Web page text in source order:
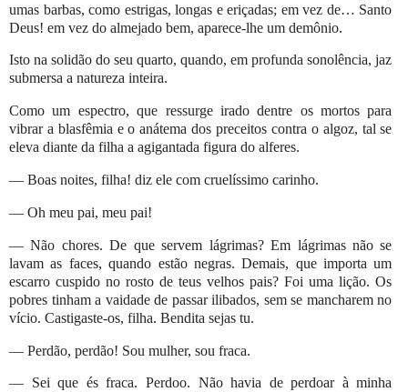
umas barbas, como estrigas, longas e eriçadas; em vez de… Santo
Deus! em vez do almejado bem, aparece-lhe um demônio.
Isto na solidão do seu quarto, quando, em profunda sonolência, jaz
submersa a natureza inteira.
Como um espectro, que ressurge irado dentre os mortos para
vibrar a blasfêmia e o anátema dos preceitos contra o algoz, tal se
eleva diante da filha a agigantada figura do alferes.
— Boas noites, filha! diz ele com cruelíssimo carinho.
— Oh meu pai, meu pai!
— Não chores. De que servem lágrimas? Em lágrimas não se
lavam as faces, quando estão negras. Demais, que importa um
escarro cuspido no rosto de teus velhos pais? Foi uma lição. Os
pobres tinham a vaidade de passar ilibados, sem se mancharem no
vício. Castigaste-os, filha. Bendita sejas tu.
— Perdão, perdão! Sou mulher, sou fraca.
— Sei que és fraca. Perdoo. Não havia de perdoar à minha